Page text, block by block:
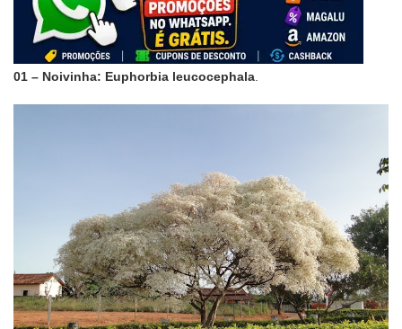
01 – Noivinha: Euphorbia leucocephala.